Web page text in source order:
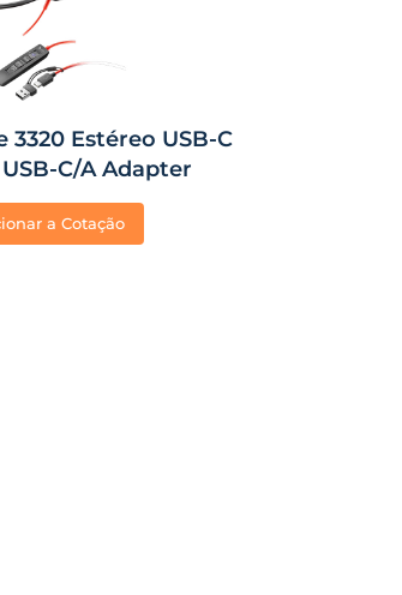
3320 Estéreo USB-C
C/A Adapter
a Cotação